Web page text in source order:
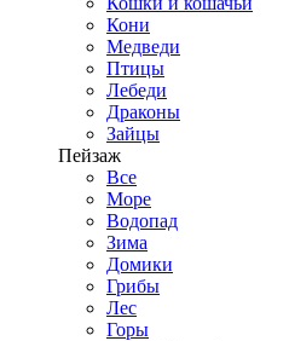
Кони
Медведи
Птицы
Лебеди
Драконы
Зайцы
Пейзаж
Все
Море
Водопад
Зима
Домики
Грибы
Лес
Горы